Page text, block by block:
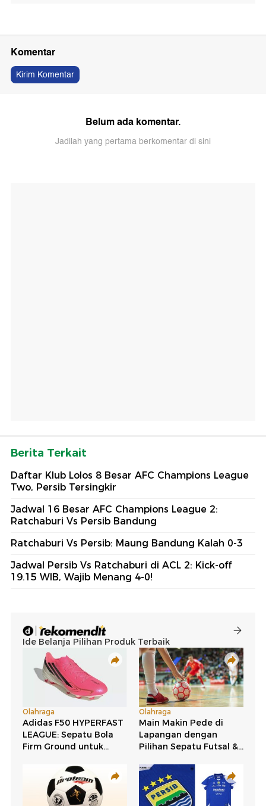
Komentar
Kirim Komentar
Belum ada komentar.
Jadilah yang pertama berkomentar di sini
Berita Terkait
Daftar Klub Lolos 8 Besar AFC Champions League
Two, Persib Tersingkir
Jadwal 16 Besar AFC Champions League 2:
Ratchaburi Vs Persib Bandung
Ratchaburi Vs Persib: Maung Bandung Kalah 0-3
Jadwal Persib Vs Ratchaburi di ACL 2: Kick-off
19.15 WIB, Wajib Menang 4-0!